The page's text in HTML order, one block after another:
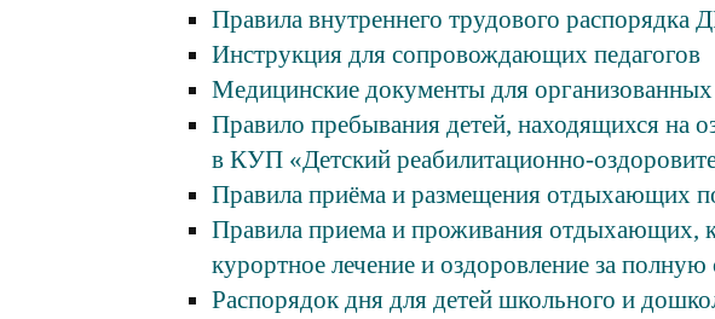
Правила внутреннего трудового распорядка
Инструкция для сопровождающих педагогов
Медицинские документы для
Правило пребывания детей, находящихся на
в КУП «Детский реабилитационно-
Правила приёма и размещения отдыхающих
Правила приема и проживания отдыхающих,
курортное лечение и оздоровление за полную
Распорядок дня для детей школьного и